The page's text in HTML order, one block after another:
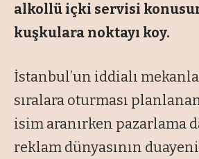
alkollü içki servisi
kuşkulara noktayı koy.
İstanbul’un iddialı
sıralara oturması
isim aranırken pazarlama
reklam dünyasının duayeni